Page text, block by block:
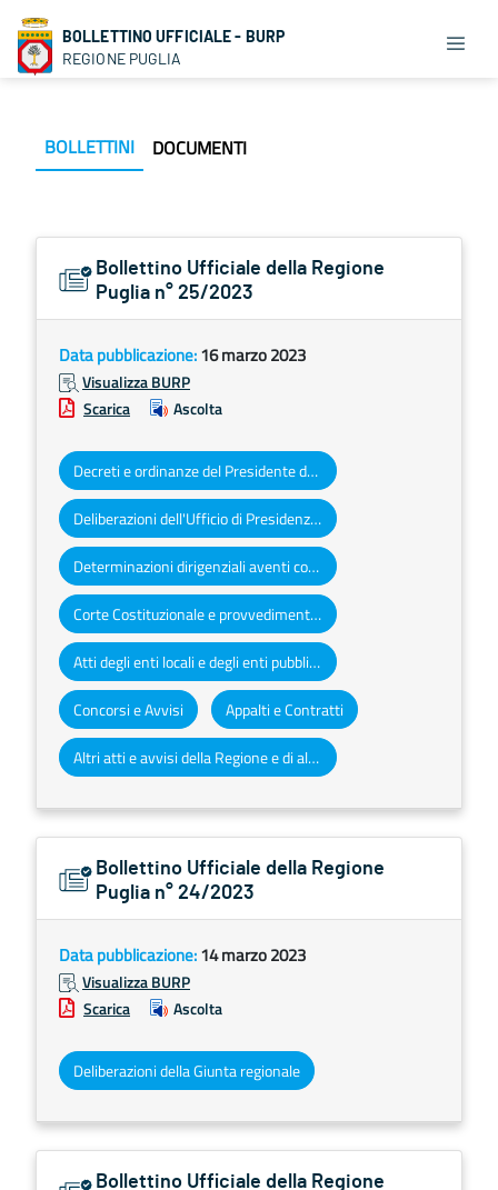
BOLLETTINO UFFICIALE - BURP
REGIONE PUGLIA
BOLLETTINI DOCUMENTI
Bollettino Ufficiale della Regione
Puglia n° 25/2023
Data pubblicazione:16 marzo 2023
Visualizza BURP
Scarica
Ascolta
Decreti e ordinanze del Presidente della Giunta regionale
Deliberazioni dell'Ufficio di Presidenza del Consiglio regionale
Determinazioni dirigenziali aventi contenuto di interesse generale
Corte Costituzionale e provvedimenti organi giurisdizionali
Atti degli enti locali e degli enti pubblici e privati
Concorsi e Avvisi Appalti e Contratti
Altri atti e avvisi della Regione e di altri enti pubblici che interessano la collettività regionale
Bollettino Ufficiale della Regione
Puglia n° 24/2023
Data pubblicazione:14 marzo 2023
Visualizza BURP
Scarica
Ascolta
Deliberazioni della Giunta regionale
Bollettino Ufficiale della Regione